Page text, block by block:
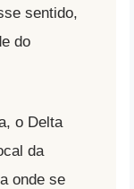
sentido,
do
o Delta
da
onde se